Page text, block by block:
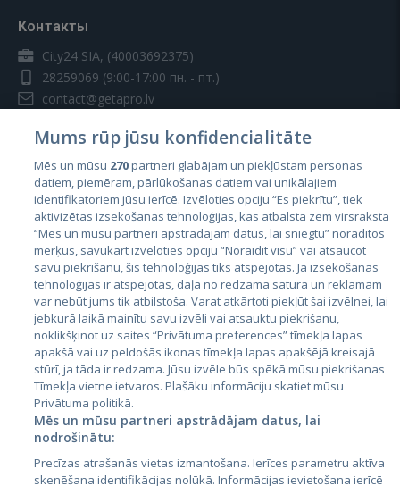
Контакты
City24 SIA, (40003692375)
28259069 (9:00-17:00 пн. - пт.)
contact@getapro.lv
Страны
Эстония
Латвия
Литва
City24.lv
City24.ee
CVbankas.lt
Kainos.lt
Mums rūp jūsu konfidencialitāte
Mēs un mūsu 270partneri glabājam un piekļūstam personas
datiem, piemēram, pārlūkošanas datiem vai unikālajiem
identifikatoriem jūsu ierīcē. Izvēloties opciju “Es piekrītu”, tiek
aktivizētas izsekošanas tehnoloģijas, kas atbalsta zem virsraksta
“Mēs un mūsu partneri apstrādājam datus, lai sniegtu” norādītos
mērķus, savukārt izvēloties opciju “Noraidīt visu” vai atsaucot
savu piekrišanu, šīs tehnoloģijas tiks atspējotas. Ja izsekošanas
tehnoloģijas ir atspējotas, daļa no redzamā satura un reklāmām
var nebūt jums tik atbilstoša. Varat atkārtoti piekļūt šai izvēlnei, lai
jebkurā laikā mainītu savu izvēli vai atsauktu piekrišanu,
noklikšķinot uz saites “Privātuma preferences” tīmekļa lapas
apakšā vai uz peldošās ikonas tīmekļa lapas apakšējā kreisajā
stūrī, ja tāda ir redzama. Jūsu izvēle būs spēkā mūsu piekrišanas
Tīmekļa vietne ietvaros. Plašāku informāciju skatiet mūsu
Privātuma politikā.
Mēs un mūsu partneri apstrādājam datus, lai
nodrošinātu:
Precīzas atrašanās vietas izmantošana. Ierīces parametru aktīva
skenēšana identifikācijas nolūkā. Informācijas ievietošana ierīcē